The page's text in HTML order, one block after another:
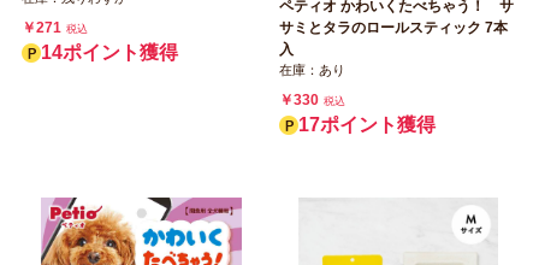
￥271 税込
14ポイント獲得
ペティオ かわいくたべちゃう！ サ
サミとタラのロールスティック 7本
入
在庫：あり
￥330 税込
17ポイント獲得